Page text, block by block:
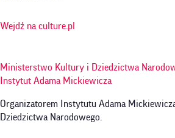
Wejdź na culture.pl
Ministerstwo Kultury i Dziedzictwa
Instytut Adama Mickiewicza
Organizatorem Instytutu Adama
Dziedzictwa Narodowego.